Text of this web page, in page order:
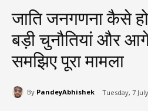
जाति जनगणना कैसे
बड़ी चुनौतियां और आगे
समझिए पूरा मामला
By PandeyAbhishek Tuesday, 7